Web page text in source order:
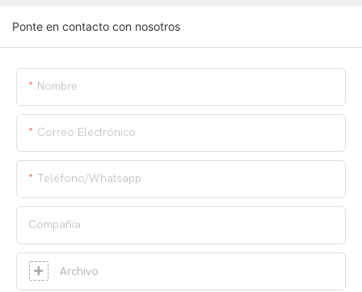
Ponte en contacto con nosotros
Nombre
Correo Electrónico
Teléfono/whatsapp
Compañía
Archivo